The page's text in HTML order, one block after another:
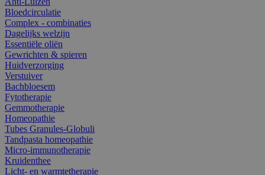
Bloedcirculatie
Complex - combinaties
Dagelijks welzijn
Essentiële oliën
Gewrichten & spieren
Huidverzorging
Verstuiver
Bachbloesem
Fytotherapie
Gemmotherapie
Homeopathie
Tubes Granules-Globuli
Tandpasta homeopathie
Micro-immunotherapie
Kruidenthee
Licht- en warmtetherapie